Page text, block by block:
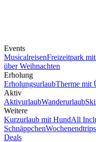
Events
MusicalreisenFreizeitpark
über Weihnachten
Erholung
ErholungsurlaubTherme mit
Aktiv
AktivurlaubWanderurlaub
Weitere
Kurzurlaub mit HundAll
SchnäppchenWochenendtrips
Deals